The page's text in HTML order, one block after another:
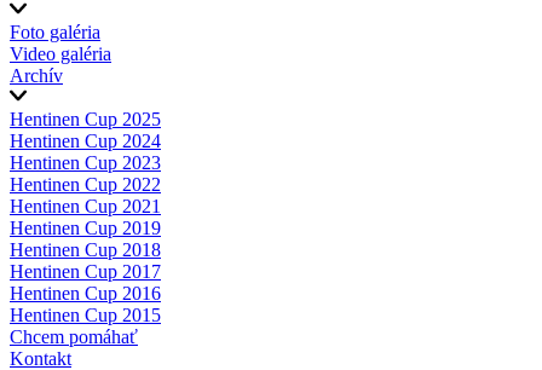
Foto galéria
Video galéria
Archív
Hentinen Cup 2025
Hentinen Cup 2024
Hentinen Cup 2023
Hentinen Cup 2022
Hentinen Cup 2021
Hentinen Cup 2019
Hentinen Cup 2018
Hentinen Cup 2017
Hentinen Cup 2016
Hentinen Cup 2015
Chcem pomáhať
Kontakt